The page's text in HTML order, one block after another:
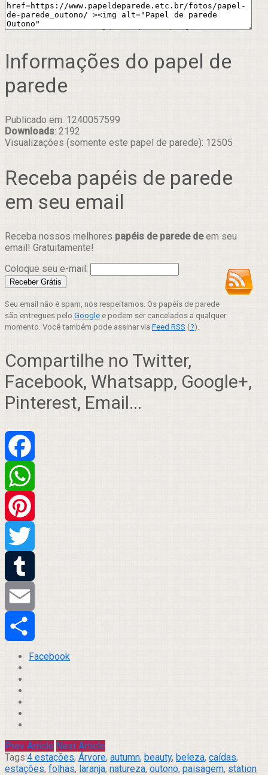
Informações do papel de
parede
Publicado em: 1240057599
Downloads: 2192
Visualizações (somente este papel de parede): 12505
Receba papéis de parede
em seu email
Receba nossos melhores papéis de parede deem seu
email! Gratuitamente!
Coloque seu e-mail:
Seu email não é spam, nós respeitamos. Os papéis de parede
são entregues pelo Google e podem ser cancelados a qualquer
momento. Você também pode assinar via Feed RSS (?).
Compartilhe no Twitter,
Facebook, Whatsapp, Google+,
Pinterest, Email...
Facebook
WhatsApp
Pinterest
Twitter
Tumblr
Email
Compartilhar
Facebook
Prev Article Next Article
Tags:4 estações, Árvore, autumn, beauty, beleza, caídas,
estações, folhas, laranja, natureza, outono, paisagem, station